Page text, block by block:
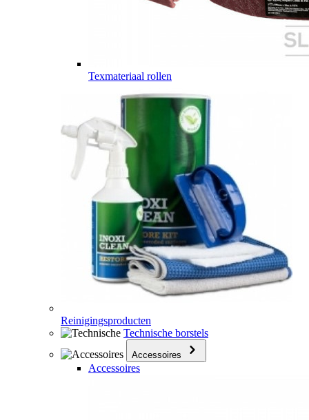
Texmateriaal rollen
Reinigingsproducten
Technische borstels
Accessoires
Accessoires